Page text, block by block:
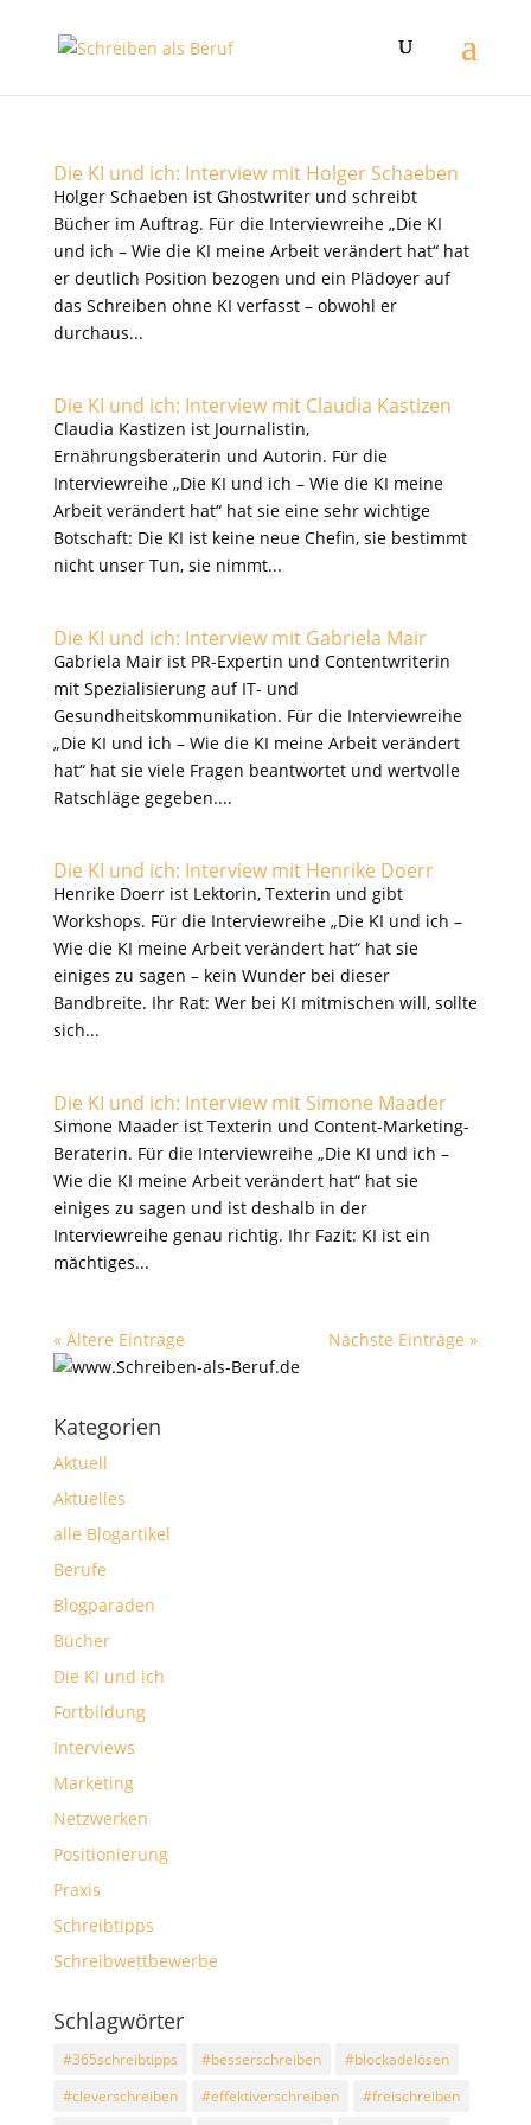
Die KI und ich: Interview mit Holger Schaeben
Holger Schaeben ist Ghostwriter und schreibt
Bücher im Auftrag. Für die Interviewreihe „Die KI
und ich – Wie die KI meine Arbeit verändert hat“ hat
er deutlich Position bezogen und ein Plädoyer auf
das Schreiben ohne KI verfasst – obwohl er
durchaus...
Die KI und ich: Interview mit Claudia Kastizen
Claudia Kastizen ist Journalistin,
Ernährungsberaterin und Autorin. Für die
Interviewreihe „Die KI und ich – Wie die KI meine
Arbeit verändert hat“ hat sie eine sehr wichtige
Botschaft: Die KI ist keine neue Chefin, sie bestimmt
nicht unser Tun, sie nimmt...
Die KI und ich: Interview mit Gabriela Mair
Gabriela Mair ist PR-Expertin und Contentwriterin
mit Spezialisierung auf IT- und
Gesundheitskommunikation. Für die Interviewreihe
„Die KI und ich – Wie die KI meine Arbeit verändert
hat“ hat sie viele Fragen beantwortet und wertvolle
Ratschläge gegeben....
Die KI und ich: Interview mit Henrike Doerr
Henrike Doerr ist Lektorin, Texterin und gibt
Workshops. Für die Interviewreihe „Die KI und ich –
Wie die KI meine Arbeit verändert hat“ hat sie
einiges zu sagen – kein Wunder bei dieser
Bandbreite. Ihr Rat: Wer bei KI mitmischen will, sollte
sich...
Die KI und ich: Interview mit Simone Maader
Simone Maader ist Texterin und Content-Marketing-
Beraterin. Für die Interviewreihe „Die KI und ich –
Wie die KI meine Arbeit verändert hat“ hat sie
einiges zu sagen und ist deshalb in der
Interviewreihe genau richtig. Ihr Fazit: KI ist ein
mächtiges...
« Ältere Einträge Nächste Einträge »
Kategorien
Aktuell
Aktuelles
alle Blogartikel
Berufe
Blogparaden
Bücher
Die KI und ich
Fortbildung
Interviews
Marketing
Netzwerken
Positionierung
Praxis
Schreibtipps
Schreibwettbewerbe
Schlagwörter
#365schreibtipps #besserschreiben
#blockadelösen
#cleverschreiben
#effektiverschreiben
#freischreiben